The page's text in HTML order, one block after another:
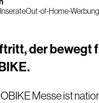
Out-of-Home-Werbung
der bewegt
Messe ist